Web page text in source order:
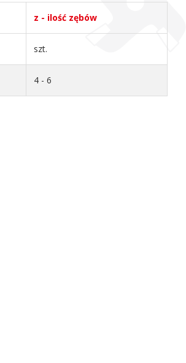
z - ilość zębów
szt.
4 - 6